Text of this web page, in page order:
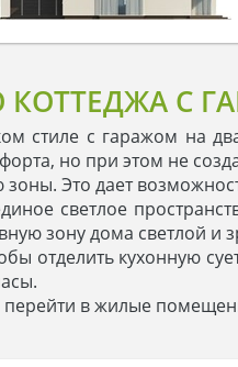
С
стиле с гаражом на
но при этом не
Это дает
светлое
зону дома светлой и
отделить кухонную
в жилые